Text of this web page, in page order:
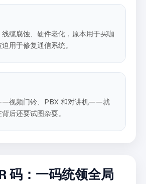
缆腐蚀、硬件老化，原本用于买咖
用于修复通信系统。
视频门铃、PBX 和对讲机——就
后还要试图杂耍。
码：一码统领全局